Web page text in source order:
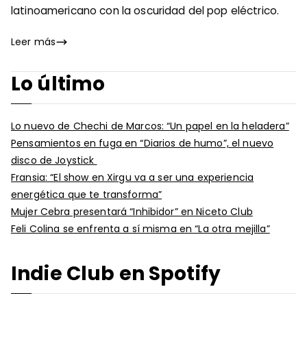
latinoamericano con la oscuridad del pop eléctrico.
Leer más
Lo último
Lo nuevo de Chechi de Marcos: “Un papel en la heladera”
Pensamientos en fuga en “Diarios de humo”, el nuevo
disco de Joystick
Fransia: “El show en Xirgu va a ser una experiencia
energética que te transforma”
Mujer Cebra presentará “Inhibidor” en Niceto Club
Feli Colina se enfrenta a sí misma en “La otra mejilla”
Indie Club en Spotify